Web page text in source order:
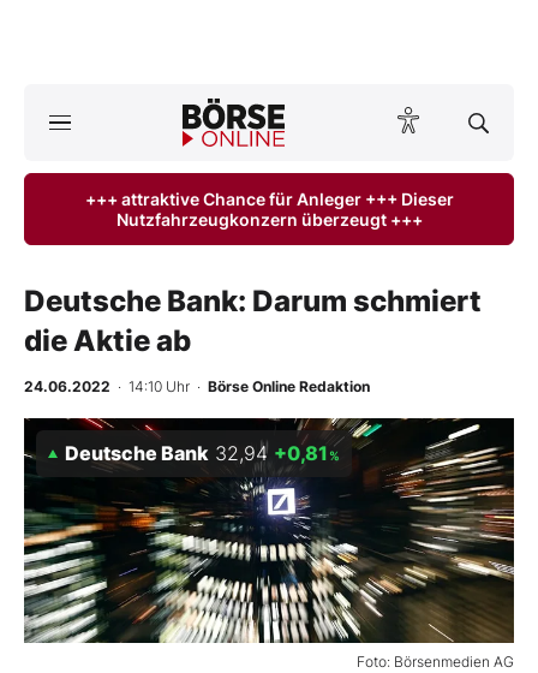
ktuelle Ausgabe BÖRSE ONLINE lesen
Finanz-Check
BO-Musterdepots
Experten
Mein B:O
+++ attraktive Chance für Anleger +++ Dieser
Nutzfahrzeugkonzern überzeugt +++
Deutsche Bank: Darum schmiert
die Aktie ab
24.06.2022 · 14:10 Uhr · Börse Online Redaktion
Foto: Börsenmedien AG
Deutsche Bank 32,94 +0,81 %